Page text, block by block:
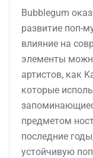
Bubblegum
развитие поп-
влияние на
элементы
артистов, как
которые
предметом
последние
устойчивую